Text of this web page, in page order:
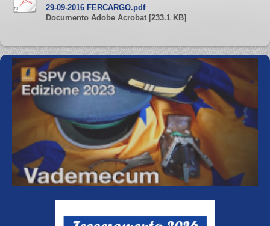
29-09-2016 FERCARGO.pdf
Documento Adobe Acrobat [233.1 KB]